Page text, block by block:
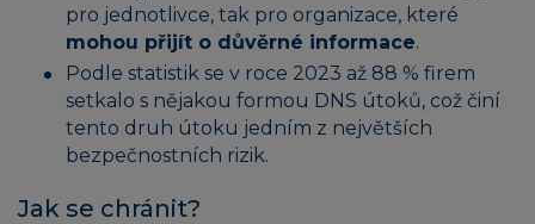
pro jednotlivce, tak pro organizace, které
mohou přijít o důvěrné informace.
Podle statistik se v roce 2023 až 88 % firem
setkalo s nějakou formou DNS útoků, což činí
tento druh útoku jedním z největších
bezpečnostních rizik.
Jak se chránit?